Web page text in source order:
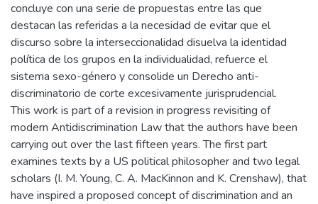
concluye con una serie de propuestas entre las que
destacan las referidas a la necesidad de evitar que el
discurso sobre la interseccionalidad disuelva la identidad
política de los grupos en la individualidad, refuerce el
sistema sexo-género y consolide un Derecho anti-
discriminatorio de corte excesivamente jurisprudencial.
This work is part of a revision in progress revisiting of
modern Antidiscrimination Law that the authors have been
carrying out over the last fifteen years. The first part
examines texts by a US political philosopher and two legal
scholars (I. M. Young, C. A. MacKinnon and K. Crenshaw), that
have inspired a proposed concept of discrimination and an